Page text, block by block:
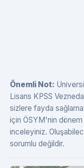
Önemli Not:
Lisans KPSS
sizlere fayda sağlama
için ÖSYM'nin dönem
inceleyiniz.
sorumlu değildir.